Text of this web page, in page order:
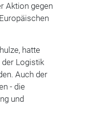
Aktion gegen
hatte
Logistik
Auch der
- die
und